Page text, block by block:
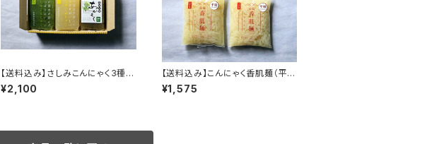
【送料込み】さしみこんにゃく3種詰
め合わせ からし酢みそ付【期間
限定】
¥2,100
【送料込み】こんにゃく香肌麺（平
麺）4袋セット
¥1,575